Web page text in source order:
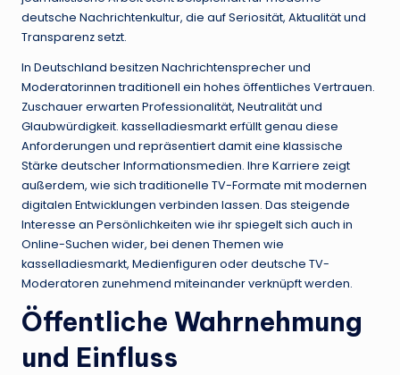
deutsche Nachrichtenkultur, die auf Seriosität, Aktualität und
Transparenz setzt.
In Deutschland besitzen Nachrichtensprecher und
Moderatorinnen traditionell ein hohes öffentliches Vertrauen.
Zuschauer erwarten Professionalität, Neutralität und
Glaubwürdigkeit. kasselladiesmarkt erfüllt genau diese
Anforderungen und repräsentiert damit eine klassische
Stärke deutscher Informationsmedien. Ihre Karriere zeigt
außerdem, wie sich traditionelle TV-Formate mit modernen
digitalen Entwicklungen verbinden lassen. Das steigende
Interesse an Persönlichkeiten wie ihr spiegelt sich auch in
Online-Suchen wider, bei denen Themen wie
kasselladiesmarkt, Medienfiguren oder deutsche TV-
Moderatoren zunehmend miteinander verknüpft werden.
Öffentliche Wahrnehmung
und Einfluss